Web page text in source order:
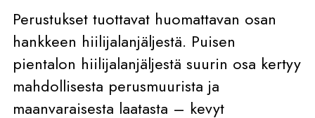
Perustukset tuottavat huomattavan osan
hankkeen hiilijalanjäljestä. Puisen
pientalon hiilijalanjäljestä suurin osa kertyy
mahdollisesta perusmuurista ja
maanvaraisesta laatasta – kevyt